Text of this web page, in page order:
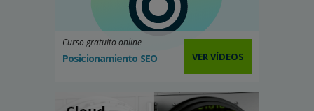
Curso gratuito online
Posicionamiento SEO VER VÍDEOS